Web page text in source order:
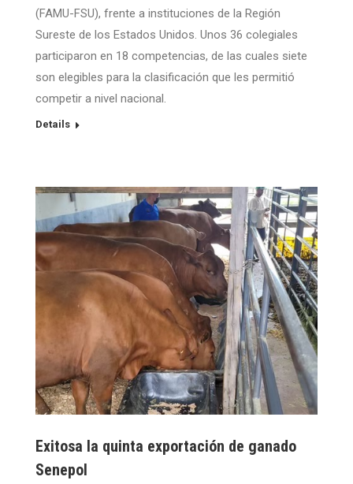
(FAMU-FSU), frente a instituciones de la Región
Sureste de los Estados Unidos. Unos 36 colegiales
participaron en 18 competencias, de las cuales siete
son elegibles para la clasificación que les permitió
competir a nivel nacional.
Details
Exitosa la quinta exportación de ganado
Senepol